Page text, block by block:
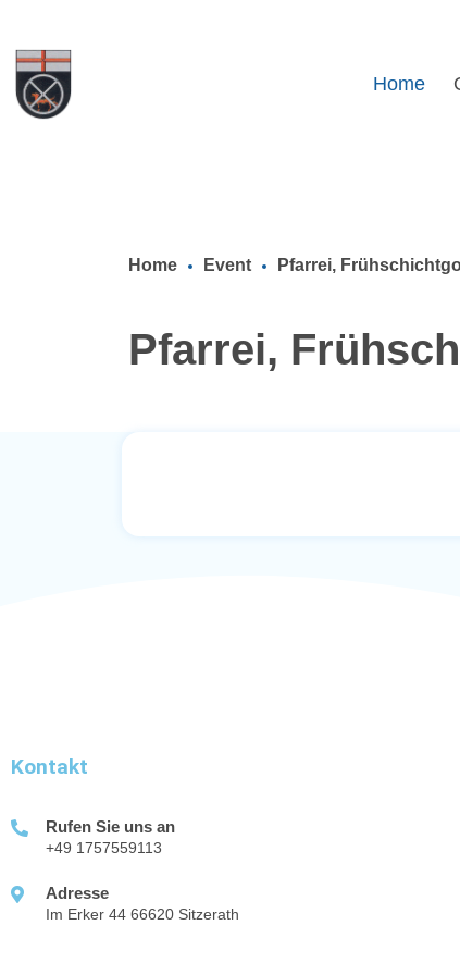
Home
Home Event Pfarrei,
Pfarrei,
Kontakt
Rufen Sie uns an
+49 1757559113
Adresse
Im Erker 44 66620 Sitzerath